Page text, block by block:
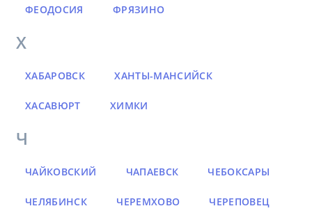
ФЕОДОСИЯ ФРЯЗИНО
Х
ХАБАРОВСК ХАНТЫ-МАНСИЙСК
ХАСАВЮРТ ХИМКИ
Ч
ЧАЙКОВСКИЙ ЧАПАЕВСК ЧЕБОКСАРЫ
ЧЕЛЯБИНСК ЧЕРЕМХОВО ЧЕРЕПОВЕЦ